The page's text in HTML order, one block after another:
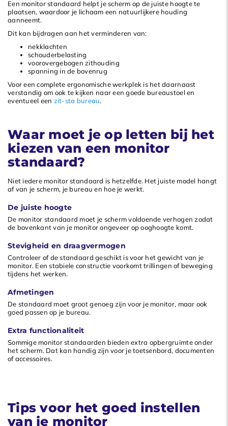
Een monitor standaard helpt je scherm op de juiste hoogte te
plaatsen, waardoor je lichaam een natuurlijkere houding
aanneemt.
Dit kan bijdragen aan het verminderen van:
nekklachten
schouderbelasting
voorovergebogen zithouding
spanning in de bovenrug
Voor een complete ergonomische werkplek is het daarnaast
verstandig om ook te kijken naar een goede bureaustoel en
eventueel een zit-sta bureau.
Waar moet je op letten bij het
kiezen van een monitor
standaard?
Niet iedere monitor standaard is hetzelfde. Het juiste model hangt
af van je scherm, je bureau en hoe je werkt.
De juiste hoogte
De monitor standaard moet je scherm voldoende verhogen zodat
de bovenkant van je monitor ongeveer op ooghoogte komt.
Stevigheid en draagvermogen
Controleer of de standaard geschikt is voor het gewicht van je
monitor. Een stabiele constructie voorkomt trillingen of beweging
tijdens het werken.
Afmetingen
De standaard moet groot genoeg zijn voor je monitor, maar ook
goed passen op je bureau.
Extra functionaliteit
Sommige monitor standaarden bieden extra opbergruimte onder
het scherm. Dat kan handig zijn voor je toetsenbord, documenten
of accessoires.
Tips voor het goed instellen
van je monitor